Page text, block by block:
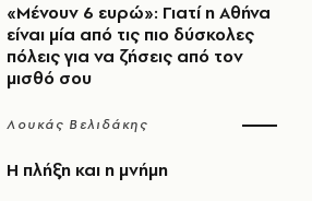
«Μένουν 6 ευρώ»: Γιατί η Αθήνα
είναι μία από τις πιο δύσκολες
πόλεις για να ζήσεις από τον
μισθό σου
Λουκάς Βελιδάκης
Η πλήξη και η μνήμη